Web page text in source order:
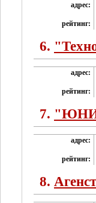
адрес:
рейтинг:
6.
адрес:
рейтинг:
7.
адрес:
рейтинг:
8.